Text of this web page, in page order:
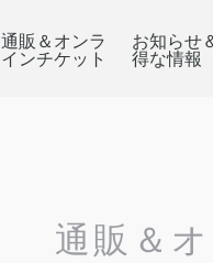
通販＆オンラ
インチケット
お知らせ
得な情報
通販＆